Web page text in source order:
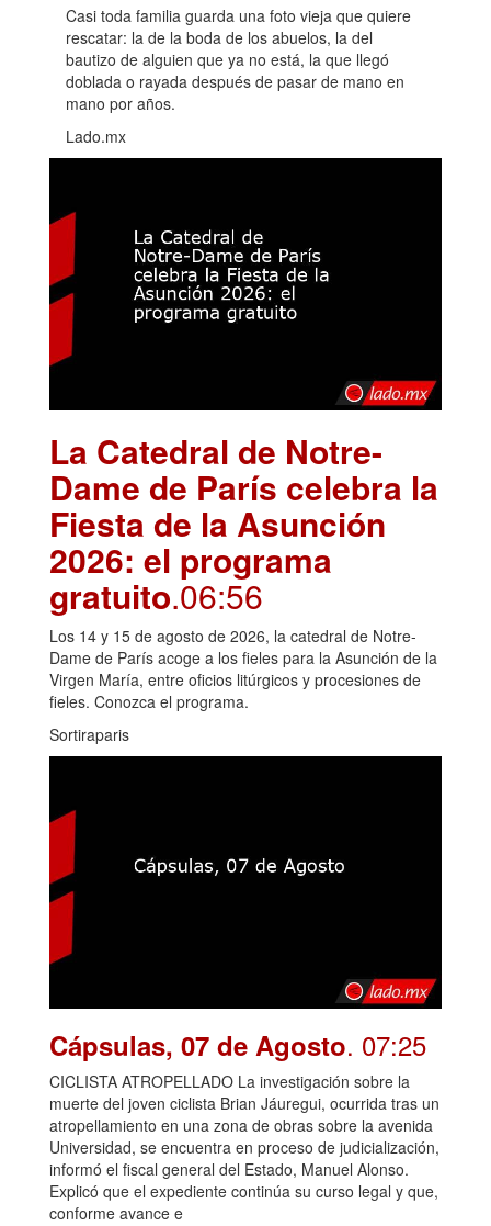
Casi toda familia guarda una foto vieja que quiere
rescatar: la de la boda de los abuelos, la del
bautizo de alguien que ya no está, la que llegó
doblada o rayada después de pasar de mano en
mano por años.
Lado.mx
La Catedral de Notre-
Dame de París celebra la
Fiesta de la Asunción
2026: el programa
gratuito.06:56
Los 14 y 15 de agosto de 2026, la catedral de Notre-
Dame de París acoge a los fieles para la Asunción de la
Virgen María, entre oficios litúrgicos y procesiones de
fieles. Conozca el programa.
Sortiraparis
Cápsulas, 07 de Agosto. 07:25
CICLISTA ATROPELLADO La investigación sobre la
muerte del joven ciclista Brian Jáuregui, ocurrida tras un
atropellamiento en una zona de obras sobre la avenida
Universidad, se encuentra en proceso de judicialización,
informó el fiscal general del Estado, Manuel Alonso.
Explicó que el expediente continúa su curso legal y que,
conforme avance e